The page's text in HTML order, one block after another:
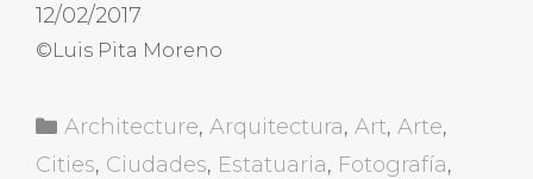
12/02/2017
©Luis Pita Moreno
Categorías
Architecture,Arquitectura,Art,Arte,
Cities, Ciudades, Estatuaria, Fotografía,